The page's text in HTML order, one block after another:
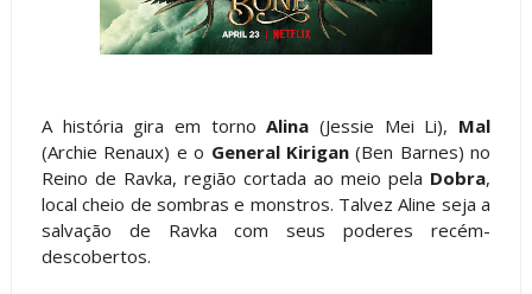
A história gira em tornoAlina (Jessie Mei Li), Mal
(Archie Renaux) e o General Kirigan(Ben Barnes) no
Reino de Ravka, região cortada ao meio pela Dobra,
local cheio de sombras e monstros. Talvez Aline seja a
salvação de Ravka com seus poderes recém-
descobertos.